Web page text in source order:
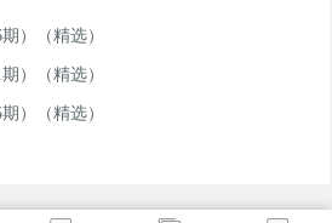
）（精选）
）（精选）
）（精选）